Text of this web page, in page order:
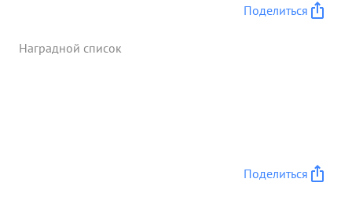
Поделиться
Наградной список
Поделиться